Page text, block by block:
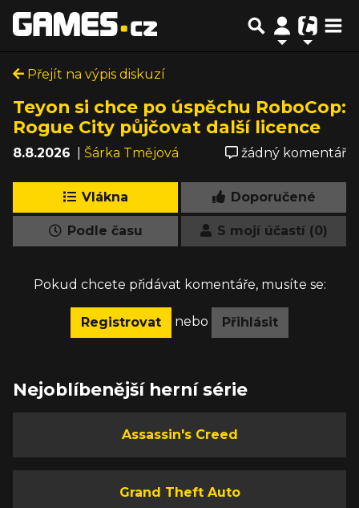
Přejít na výpis diskuzí
Teyon si chce po úspěchu RoboCop:
Rogue City půjčovat další licence
8.8.2026 Šárka Tmějová žádný komentář
Vlákna Doporučené
Podle času S mojí účastí (0)
Pokud chcete přidávat komentáře, musíte se:
Registrovat nebo Přihlásit
Nejoblíbenější herní série
Assassin's Creed
Grand Theft Auto